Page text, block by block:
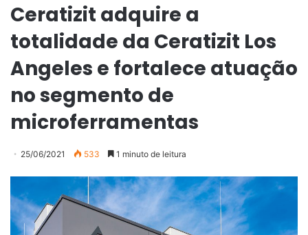
Ceratizit adquire a
totalidade da Ceratizit Los
Angeles e fortalece atuação
no segmento de
microferramentas
25/06/2021 533 1 minuto de leitura